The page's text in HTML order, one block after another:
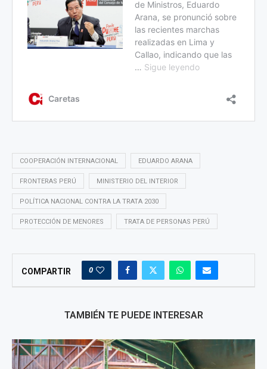
COOPERACIÓN INTERNACIONAL EDUARDO ARANA
FRONTERAS PERÚ MINISTERIO DEL INTERIOR
POLÍTICA NACIONAL CONTRA LA TRATA 2030
PROTECCIÓN DE MENORES TRATA DE PERSONAS PERÚ
COMPARTIR 0
TAMBIÉN TE PUEDE INTERESAR